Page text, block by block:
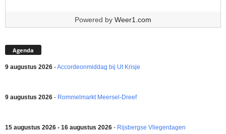
Powered by Weer1.com
Agenda
9 augustus 2026 -Accordeonmiddag bij Ut Krisje
9 augustus 2026 - Rommelmarkt Meersel-Dreef
15 augustus 2026 - 16 augustus 2026 - Rijsbergse Vliegerdagen